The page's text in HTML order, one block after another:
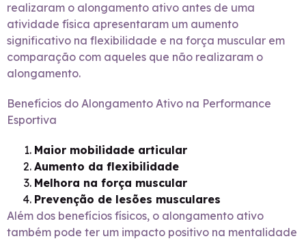
realizaram o alongamento ativo antes de uma
atividade física apresentaram um aumento
significativo na flexibilidade e na força muscular em
comparação com aqueles que não realizaram o
alongamento.
Benefícios do Alongamento Ativo na Performance
Esportiva
Maior mobilidade articular
Aumento da flexibilidade
Melhora na força muscular
Prevenção de lesões musculares
Além dos benefícios físicos, o alongamento ativo
também pode ter um impacto positivo na mentalidade